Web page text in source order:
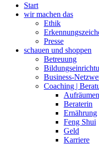
Start
wir machen das
Ethik
Presse
schauen und shoppen
Betreuung
Business-
Coaching |
Aufräumen
Beraterin
Ernährung
Feng Shui
Geld
Karriere